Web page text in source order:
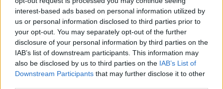
interest-based ads based on personal information utilized by
us or personal information disclosed to third parties prior to
your opt-out. You may separately opt-out of the further
disclosure of your personal information by third parties on the
IAB’s list of downstream participants. This information may
also be disclosed by us to third parties on the IAB’s List of
Downstream Participants that may further disclose it to other
abbondantemente parlato nei mesi
scorsi dal momento che si sono imposti,
a torto o a ragione (CocoeFerdinand
sono sicuramente due film interessanti,
ciascuno per la propria parte) tra i film
per per bambini che hanno segnato il